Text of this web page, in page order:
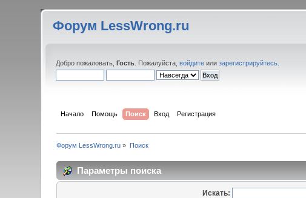
Форум LessWrong.ru
Добро пожаловать,Гость . Пожалуйста,войдите илизарегистрируйтесь
Начало Помощь Поиск Вход Регистрация
Форум LessWrong.ru » Поиск
Параметры поиска
Искать: